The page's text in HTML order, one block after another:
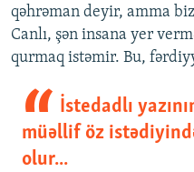
qəhrəman deyir, amma
Canlı, şən insana yer
qurmaq istəmir. Bu,
İstedadlı
müəllif öz
olur...